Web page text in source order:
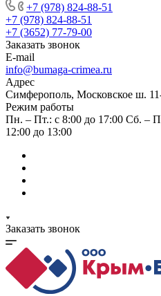
+7 (978) 824-88-51
+7 (978) 824-88-51
+7 (3652) 77-79-00
Заказать звонок
E-mail
info@bumaga-crimea.ru
Адрес
Симферополь, Московское ш.
Режим работы
Пн. – Пт.: с 8:00 до 17:00 Сб. –
12:00 до 13:00
Заказать звонок